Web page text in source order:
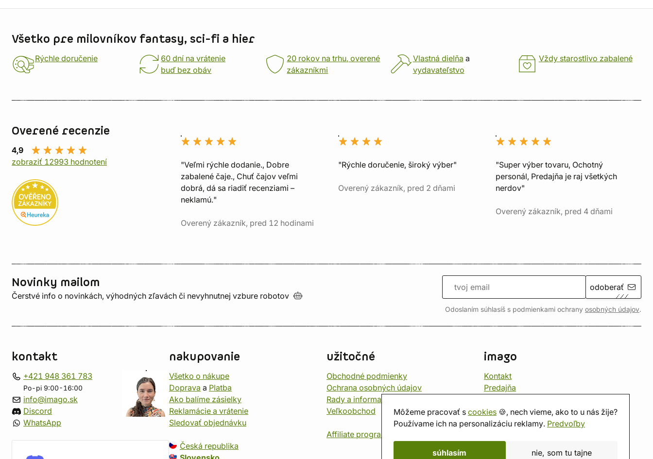
Môžeme pracovať s cookies 🍪, nech vieme, ako to u nás žije?
Používame ich na personalizáciu reklamy. Predvoľby
súhlasím nie, som tu tajne
Všetko pre milovníkov fantasy, sci-fi a hier
Rýchle doručenie
60 dní na vrátenie
buď bez obáv
20 rokov na trhu, overené
zákazníkmi
Vlastná dielňa a
vydavateľstvo
Vždy starostlivo zabalené
Overené recenzie
4,9
zobraziť 12993 hodnotení
"Veľmi rýchle dodanie., Dobre
zabalené čaje., Chuť čajov veľmi
dobrá, dá sa riadiť recenziami –
neklamú."
Overený zákazník, pred 12 hodinami
"Rýchle doručenie, široký výber"
Overený zákazník, pred 2 dňami
"Super výber tovaru, Ochotný
personál, Predajňa je raj všetkých
nerdov"
Overený zákazník, pred 4 dňami
Novinky mailom
Čerstvé info o novinkách, výhodných zľavách či nevyhnutnej vzbure robotov
odoberať
Odoslaním súhlasíš s podmienkami ochrany osobných údajov.
kontakt
+421 948 361 783
Po-pi 9:00-16:00
info@imago.sk
Discord
WhatsApp
nakupovanie
Všetko o nákupe
Doprava a Platba
Ako balíme zásielky
Reklamácie a vrátenie
Sledovať objednávku
Česká republika
užitočné
Obchodné podmienky
Ochrana osobných údajov
Rady a informace
Veľkoobchod
Affiliate program
imago
Kontakt
Predajňa
O nás
Hodnotenie obchodu